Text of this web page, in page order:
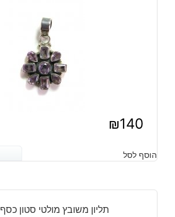
₪140
הוסף לסל
תליון משובץ מולטי סטון כסף 925